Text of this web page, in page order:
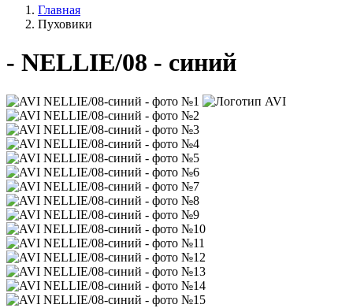
Главная
Пуховики
- NELLIE/08 - синий